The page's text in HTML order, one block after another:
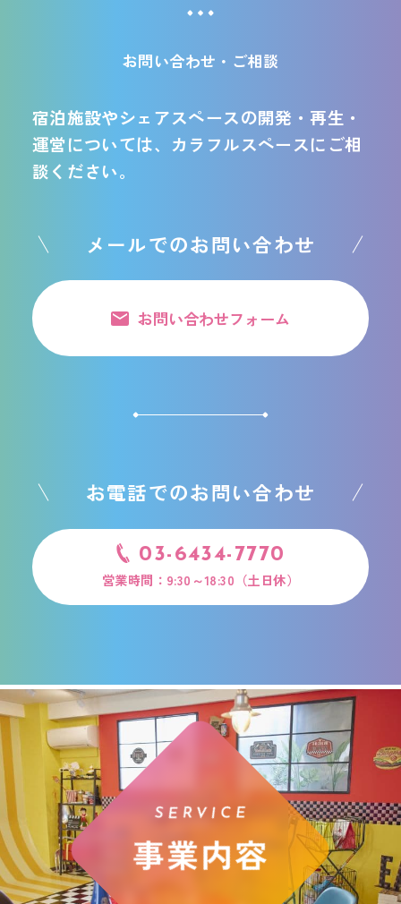
お問い合わせ・ご相談
宿泊施設やシェアスペースの開発・再生・
運営については、カラフルスペースにご相
談ください。
メールでのお問い合わせ
お問い合わせフォーム
お電話でのお問い合わせ
03-6434-7770
営業時間：9:30～18:30（土日休）
SERVICE
事業内容